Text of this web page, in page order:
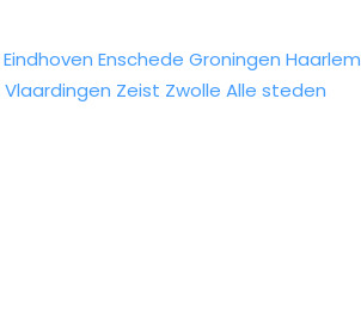
Eindhoven Enschede Groningen Haarlem
Vlaardingen Zeist Zwolle Alle steden